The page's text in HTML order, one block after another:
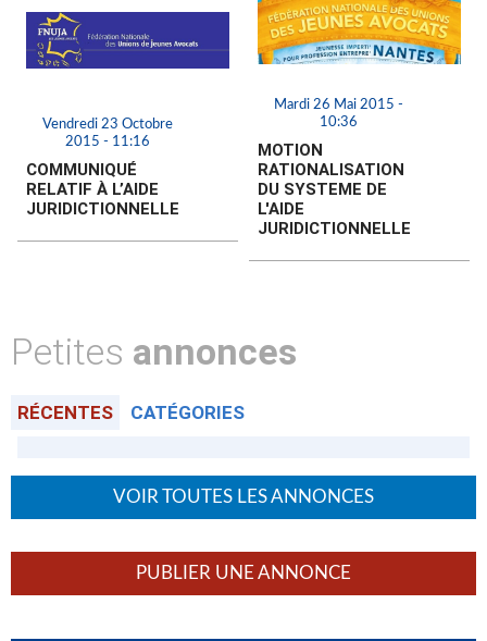
Vendredi 23 Octobre
2015 - 11:16
COMMUNIQUÉ
RELATIF À L’AIDE
JURIDICTIONNELLE
Mardi 26 Mai 2015 -
10:36
MOTION
RATIONALISATION
DU SYSTEME DE
L'AIDE
JURIDICTIONNELLE
Petites annonces
RÉCENTES CATÉGORIES
VOIR TOUTES LES ANNONCES
PUBLIER UNE ANNONCE